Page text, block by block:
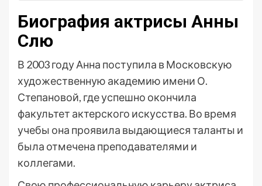
Биография актрисы Анны
Слю
В 2003 году Анна поступила в Московскую
художественную академию имени О.
Степановой, где успешно окончила
факультет актерского искусства. Во время
учебы она проявила выдающиеся таланты и
была отмечена преподавателями и
коллегами.